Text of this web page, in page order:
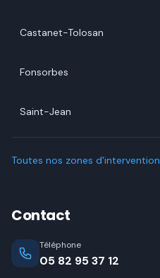
Castanet-Tolosan
Fonsorbes
Saint-Jean
Toutes nos zones d'intervention
Contact
Téléphone
05 82 95 37 12